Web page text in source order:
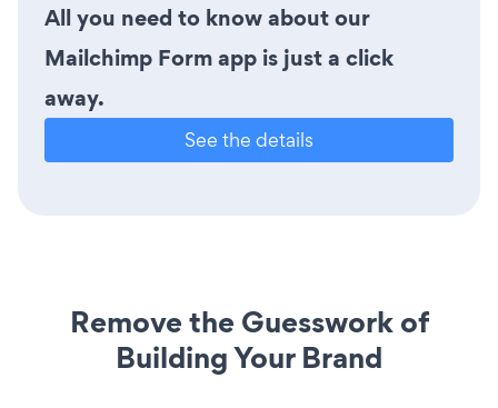
All you need to know about our
Mailchimp Form app is just a click
away.
See the details
Remove the Guesswork of
Building Your Brand